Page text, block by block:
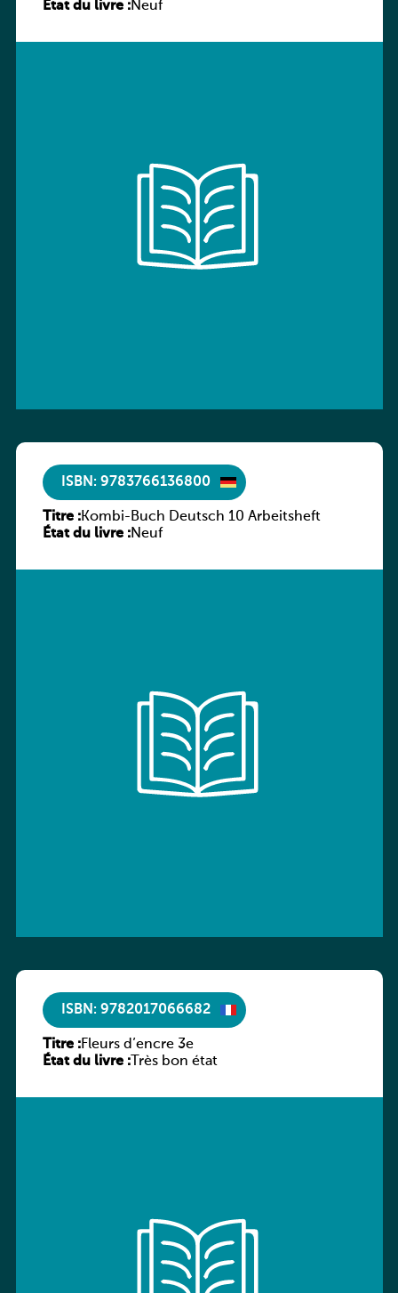
État du livre :Neuf
ISBN: 9783766136800
Titre :Kombi-Buch Deutsch 10 Arbeitsheft
État du livre :Neuf
ISBN: 9782017066682
Titre :Fleurs d’encre 3e
État du livre :Très bon état